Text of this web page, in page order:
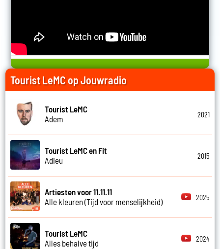
Tourist LeMC op Jouwradio
Tourist LeMC
Adem
2021
Tourist LeMC en Fit
Adieu
2015
Artiesten voor 11.11.11
Alle kleuren (Tijd voor menselijkheid)
2025
Tourist LeMC
Alles behalve tijd
2024